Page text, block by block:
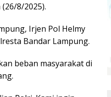
8/2025).
Irjen Pol Helmy
Bandar Lampung.
beban masyarakat di